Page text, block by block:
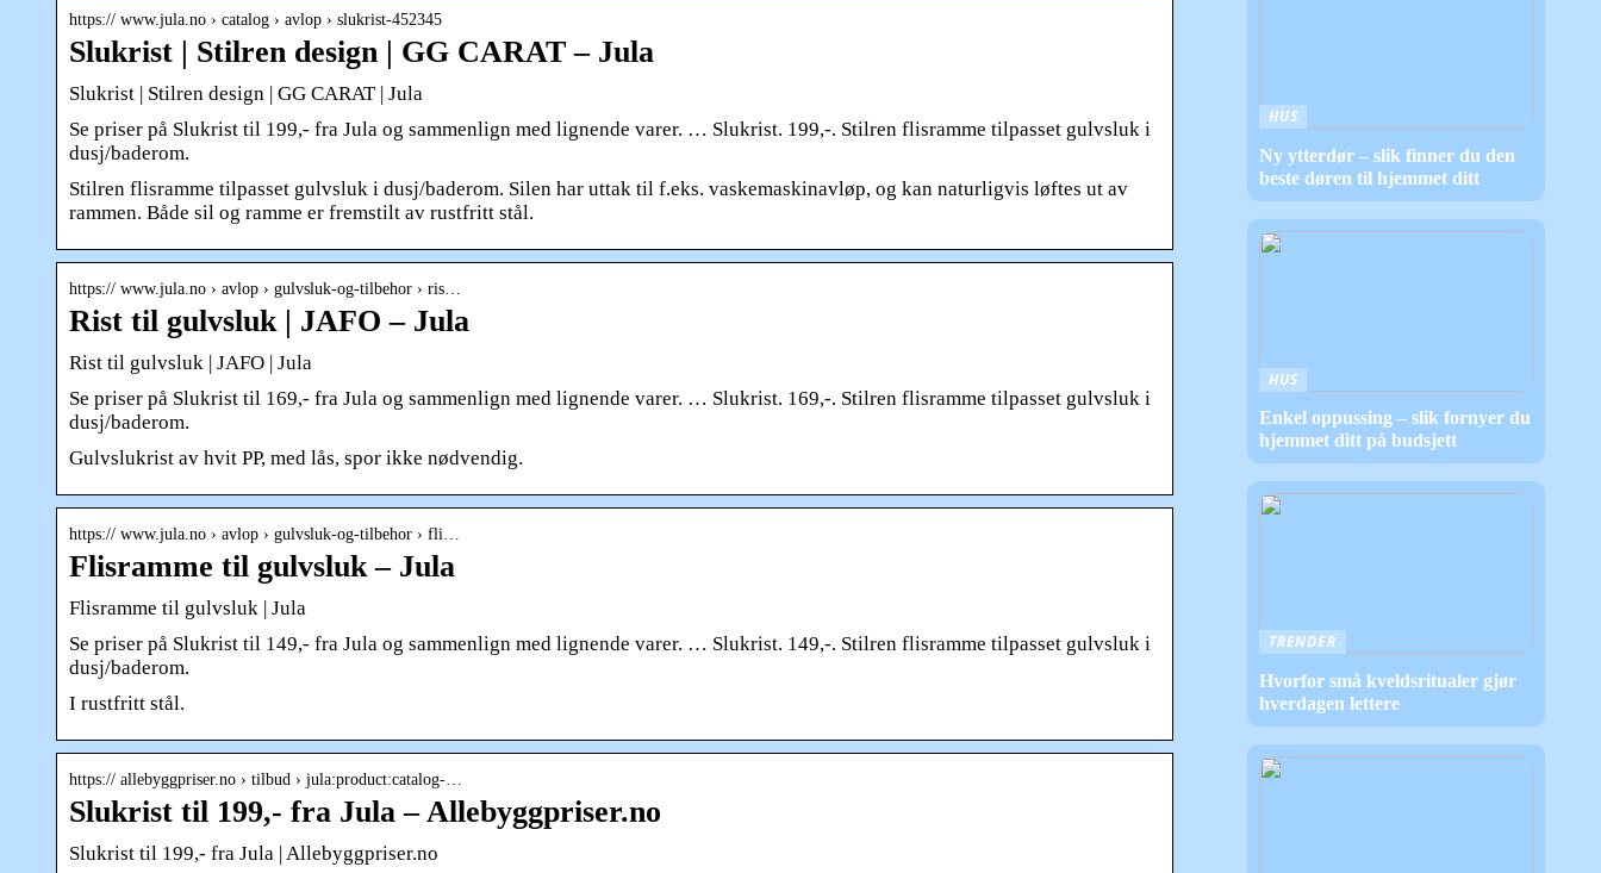
https:// www.jula.no › catalog › avlop › slukrist-452345
Slukrist | Stilren design | GG CARAT – Jula
Slukrist | Stilren design | GG CARAT | Jula
Se priser på Slukrist til 199,- fra Jula og sammenlign med lignende varer. … Slukrist. 199,-. Stilren flisramme tilpasset gulvsluk i
dusj/baderom.
Stilren flisramme tilpasset gulvsluk i dusj/baderom. Silen har uttak til f.eks. vaskemaskinavløp, og kan naturligvis løftes ut av
rammen. Både sil og ramme er fremstilt av rustfritt stål.
https:// www.jula.no › avlop › gulvsluk-og-tilbehor › ris…
Rist til gulvsluk | JAFO – Jula
Rist til gulvsluk | JAFO | Jula
Se priser på Slukrist til 169,- fra Jula og sammenlign med lignende varer. … Slukrist. 169,-. Stilren flisramme tilpasset gulvsluk i
dusj/baderom.
Gulvslukrist av hvit PP, med lås, spor ikke nødvendig.
https:// www.jula.no › avlop › gulvsluk-og-tilbehor › fli…
Flisramme til gulvsluk – Jula
Flisramme til gulvsluk | Jula
Se priser på Slukrist til 149,- fra Jula og sammenlign med lignende varer. … Slukrist. 149,-. Stilren flisramme tilpasset gulvsluk i
dusj/baderom.
I rustfritt stål.
https:// allebyggpriser.no › tilbud › jula:product:catalog-…
Slukrist til 199,- fra Jula – Allebyggpriser.no
Slukrist til 199,- fra Jula | Allebyggpriser.no
HUS
Ny ytterdør – slik finner du den
beste døren til hjemmet ditt
HUS
Enkel oppussing – slik fornyer du
hjemmet ditt på budsjett
TRENDER
Hvorfor små kveldsritualer gjør
hverdagen lettere